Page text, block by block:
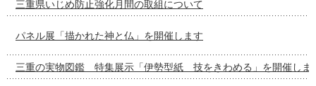
三重県いじめ防止強化月間の取組について
パネル展「描かれた神と仏」を開催します
三重の実物図鑑 特集展示「伊勢型紙 技をきわめる」を開催しま